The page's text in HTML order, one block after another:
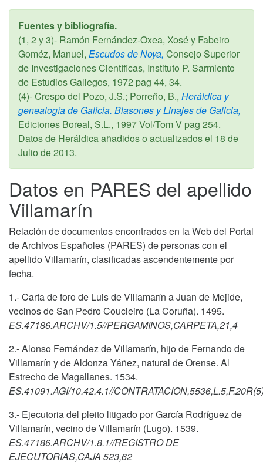
Fuentes y bibliografía.
(1, 2 y 3)- Ramón Fernández-Oxea, Xosé y Fabeiro
Goméz, Manuel, Escudos de Noya, Consejo Superior
de Investigaciones Científicas, Instituto P. Sarmiento
de Estudios Gallegos, 1972 pag 44, 34.
(4)- Crespo del Pozo, J.S.; Porreño, B., Heráldica y
genealogía de Galicia. Blasones y Linajes de Galicia,
Ediciones Boreal, S.L., 1997Vol/Tom V pag 254.
Datos de Heráldica añadidos o actualizados el 18 de
Julio de 2013.
Datos en PARES del apellido
Villamarín
Relación de documentos encontrados en la Web del Portal
de Archivos Españoles (PARES) de personas con el
apellido Villamarín, clasificadas ascendentemente por
fecha.
1.- Carta de foro de Luis de Villamarín a Juan de Mejide,
vecinos de San Pedro Coucieiro (La Coruña). 1495.
ES.47186.ARCHV/1.5//PERGAMINOS,CARPETA,21,4
2.- Alonso Fernández de Villamarín, hijo de Fernando de
Villamarín y de Aldonza Yáñez, natural de Orense. Al
Estrecho de Magallanes. 1534.
ES.41091.AGI/10.42.4.1//
3.- Ejecutoria del pleito litigado por García Rodríguez de
Villamarín, vecino de Villamarín (Lugo). 1539.
ES.47186.ARCHV/1.8.1//REGISTRO DE
EJECUTORIAS,CAJA 523,62